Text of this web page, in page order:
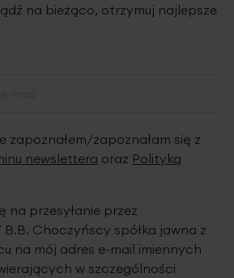
na bieżąco, otrzymuj najlepsze
zapoznałem/zapoznałam się z
newslettera oraz Polityką
na przesyłanie przez
B.B. Choczyńscy spółka jawna z
na mój adres e-mail imiennych
w szczególności